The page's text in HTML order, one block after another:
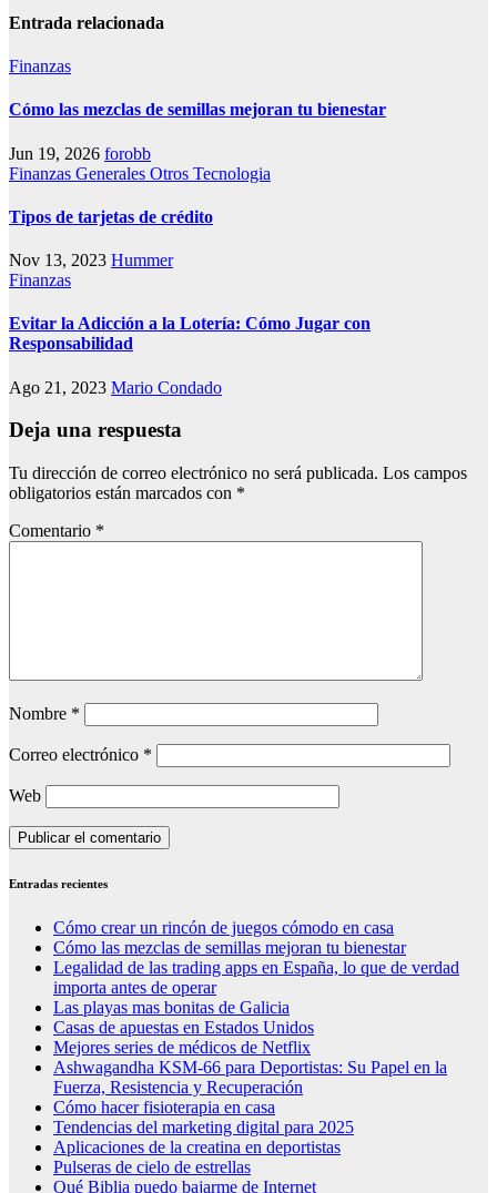
Entrada relacionada
Finanzas
Cómo las mezclas de semillas mejoran tu bienestar
Jun 19, 2026 forobb
Finanzas Generales Otros Tecnologia
Tipos de tarjetas de crédito
Nov 13, 2023 Hummer
Finanzas
Evitar la Adicción a la Lotería: Cómo Jugar con
Responsabilidad
Ago 21, 2023 Mario Condado
Deja una respuesta
Tu dirección de correo electrónico no será publicada. Los campos
obligatorios están marcados con *
Comentario *
Nombre *
Correo electrónico *
Web
Entradas recientes
Cómo crear un rincón de juegos cómodo en casa
Cómo las mezclas de semillas mejoran tu bienestar
Legalidad de las trading apps en España, lo que de verdad
importa antes de operar
Las playas mas bonitas de Galicia
Casas de apuestas en Estados Unidos
Mejores series de médicos de Netflix
Ashwagandha KSM-66 para Deportistas: Su Papel en la
Fuerza, Resistencia y Recuperación
Cómo hacer fisioterapia en casa
Tendencias del marketing digital para 2025
Aplicaciones de la creatina en deportistas
Pulseras de cielo de estrellas
Qué Biblia puedo bajarme de Internet